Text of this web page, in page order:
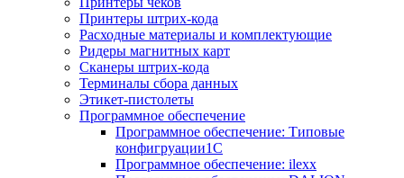
Принтеры штрих-кода
Расходные материалы и комплектующие
Ридеры магнитных карт
Сканеры штрих-кода
Терминалы сбора данных
Этикет-пистолеты
Программное обеспечение
Программное обеспечение: Типовые
конфигруации1С
Программное обеспечение: ilexx